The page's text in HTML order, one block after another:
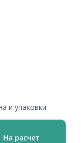
и упаковки
На расчет